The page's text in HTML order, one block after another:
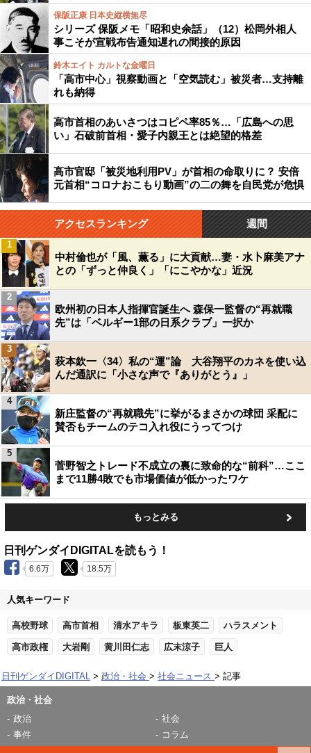
保阪正康 日本史縦横無尽
シリーズ 保阪メモ「昭和史余話」（12）松岡外相人
事こそが宣戦布告通知遅れの間接的原因
鈴木エイト カルトな金曜日
「高市中心」視察動画と「空気読む」被災者…支持離
れも納得
高市首相のあいさつはコピペ率85％…「広島への思
い」石破前首相・愛子内親王とは絶望的格差
高市官邸「被災地利用PV」が首相の命取りに？ 安倍
元首相“コロナおこもり動画”の二の舞を自民党が危惧
アクセスランキング 週間
中村倫也が「風、薫る」に大貢献…妻・水卜麻美アナ
との「ずっと仲良く」「にこやかな」近況
1
欧州初の日本人指揮官誕生へ 森保一監督の“再就職
先”は「ベルギー1部の日系クラブ」一択か
2
萩本欽一〈34〉私の“運”論 大谷翔平のカネを使い込
んだ通訳に「小さな声で『ありがとう』」
3
新庄監督の“再就職先”に挙がるまさかの球団 采配に
賛否もチームのテコ入れ役にうってつけ
4
菅野智之トレード不成立の裏に致命的な“前科”…ここ
まで11勝4敗でも市場価値が低かったワケ
5
もっとみる
日刊ゲンダイDIGITALを読もう！
6.6万 18.5万
人気キーワード
高校野球 高市首相 清水アキラ 板東英二 ハラスメント
高市政権 大岩剛 黄川田仁志 広末涼子 巨人
日刊ゲンダイDIGITAL 政治・社会 社会ニュース 記事
政治・社会
政治
社会
事件
コラム